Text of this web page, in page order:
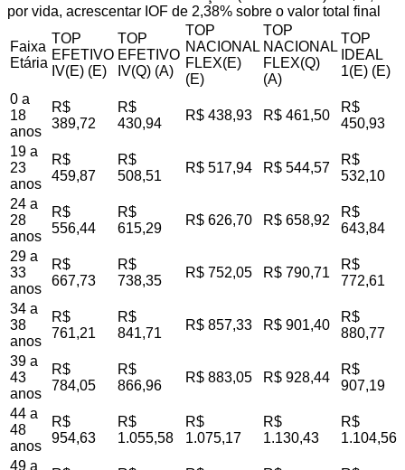
por vida, acrescentar IOF de 2,38% sobre o valor total final
Faixa
Etária
TOP
EFETIVO
IV(E) (E)
TOP
EFETIVO
IV(Q) (A)
TOP
NACIONAL
FLEX(E)
(E)
TOP
NACIONAL
FLEX(Q)
(A)
TOP
IDEAL
1(E) (E)
0 a
18
anos
R$
389,72
R$
430,94
R$ 438,93 R$ 461,50
R$
450,93
19 a
23
anos
R$
459,87
R$
508,51
R$ 517,94 R$ 544,57
R$
532,10
24 a
28
anos
R$
556,44
R$
615,29
R$ 626,70 R$ 658,92
R$
643,84
29 a
33
anos
R$
667,73
R$
738,35
R$ 752,05 R$ 790,71
R$
772,61
34 a
38
anos
R$
761,21
R$
841,71
R$ 857,33 R$ 901,40
R$
880,77
39 a
43
anos
R$
784,05
R$
866,96
R$ 883,05 R$ 928,44
R$
907,19
44 a
48
anos
R$
954,63
R$
1.055,58
R$
1.075,17
R$
1.130,43
R$
1.104,56
49 a